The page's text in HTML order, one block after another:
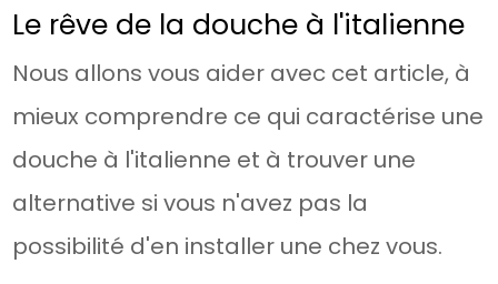
Le rêve de la douche à l'italienne
Nous allons vous aider avec cet article, à
mieux comprendre ce qui caractérise une
douche à l'italienne et à trouver une
alternative si vous n'avez pas la
possibilité d'en installer une chez vous.